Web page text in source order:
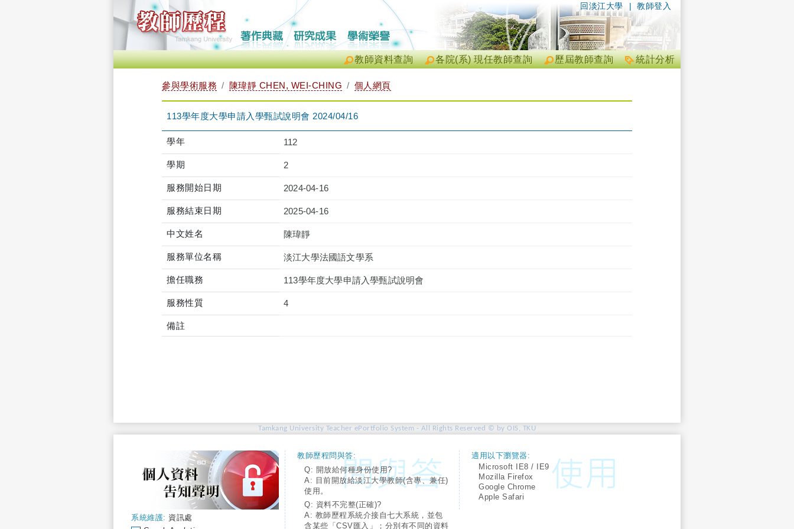
| 教師登入
回淡江大學
統計分析
歷屆教師查詢
各院(系) 現任教師查詢
教師資料查詢
參與學術服務 陳瑋靜 CHEN, WEI-CHING 個人網頁
113學年度大學申請入學甄試說明會 2024/04/16
學年 112
學期 2
服務開始日期 2024-04-16
服務結束日期 2025-04-16
中文姓名 陳瑋靜
服務單位名稱 淡江大學法國語文學系
擔任職務 113學年度大學申請入學甄試說明會
服務性質 4
備註
Tamkang University Teacher ePortfolio System - All Rights Reserved © by OIS, TKU
系統維護: 資訊處
教師歷程問與答:
Q: 開放給何種身份使用?
A: 目前開放給淡江大學教師(含專、兼任)
使用。
Q: 資料不完整(正確)?
A: 教師歷程系統介接自七大系統，並包
含某些「CSV匯入」；分別有不同的資料
適用以下瀏覽器:
Microsoft IE8 / IE9
Mozilla Firefox
Google Chrome
Apple Safari